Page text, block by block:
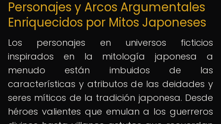
Personajes y Arcos Argumentales
Enriquecidos por Mitos Japoneses
Los personajes en universos ficticios
inspirados en la mitología japonesa a
menudo están imbuidos de las
características y atributos de las deidades y
seres míticos de la tradición japonesa. Desde
héroes valientes que emulan a los guerreros